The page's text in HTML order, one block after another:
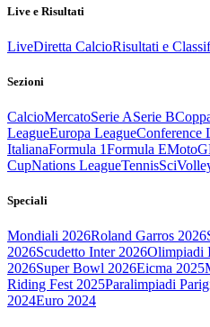
Live e Risultati
LiveDiretta CalcioRisultati e
Sezioni
CalcioMercatoSerie ASerie B
LeagueEuropa LeagueConference
ItalianaFormula 1Formula E
CupNations LeagueTennisSci
Speciali
Mondiali 2026Roland Garros 2026
2026Scudetto Inter 2026Olimpiadi
2026Super Bowl 2026Eicma 2025
Riding Fest 2025Paralimpiadi
2024Euro 2024